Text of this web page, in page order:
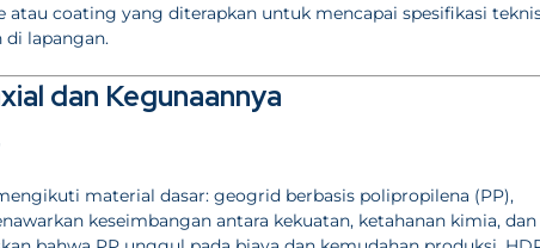
coating yang diterapkan untuk mencapai spesifikasi
lapangan.
dan Kegunaannya
material dasar: geogrid berbasis polipropilena (PP),
keseimbangan antara kekuatan, ketahanan kimia, dan